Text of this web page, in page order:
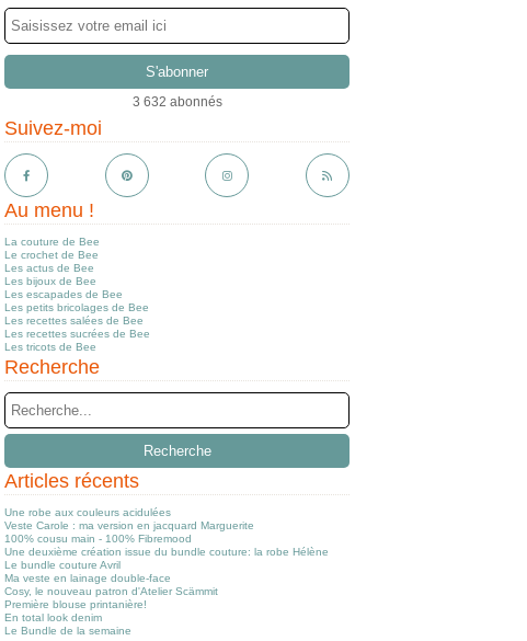
3 632 abonnés
Suivez-moi
Au menu !
La couture de Bee
Le crochet de Bee
Les actus de Bee
Les bijoux de Bee
Les escapades de Bee
Les petits bricolages de Bee
Les recettes salées de Bee
Les recettes sucrées de Bee
Les tricots de Bee
Recherche
Articles récents
Une robe aux couleurs acidulées
Veste Carole : ma version en jacquard Marguerite
100% cousu main - 100% Fibremood
Une deuxième création issue du bundle couture: la robe Hélène
Le bundle couture Avril
Ma veste en lainage double-face
Cosy, le nouveau patron d'Atelier Scämmit
Première blouse printanière!
En total look denim
Le Bundle de la semaine